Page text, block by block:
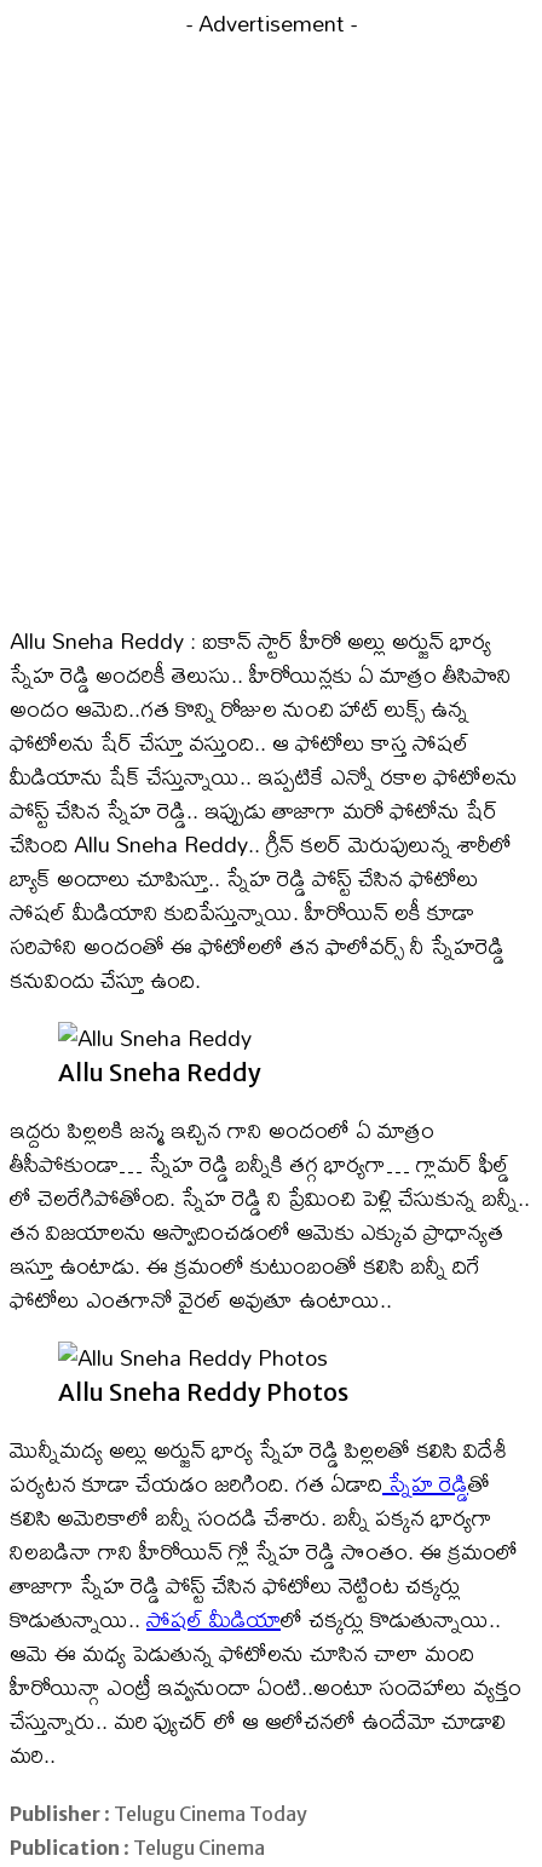
- Advertisement -
Allu Sneha Reddy : ఐకాన్ స్టార్ హీరో అల్లు అర్జున్ భార్య
స్నేహ రెడ్డి అందరికీ తెలుసు.. హీరోయిన్లకు ఏ మాత్రం తీసిపొని
అందం ఆమెది..గత కొన్ని రోజుల నుంచి హాట్ లుక్స్ ఉన్న
ఫోటోలను షేర్ చేస్తూ వస్తుంది.. ఆ ఫోటోలు కాస్త సోషల్
మీడియాను షేక్ చేస్తున్నాయి.. ఇప్పటికే ఎన్నో రకాల ఫోటోలను
పోస్ట్ చేసిన స్నేహ రెడ్డి.. ఇప్పుడు తాజాగా మరో ఫోటోను షేర్
చేసింది Allu Sneha Reddy.. గ్రీన్ కలర్ మెరుపులున్న శారీలో
బ్యాక్ అందాలు చూపిస్తూ.. స్నేహ రెడ్డి పోస్ట్ చేసిన ఫోటోలు
సోషల్ మీడియాని కుదిపేస్తున్నాయి. హీరోయిన్ లకీ కూడా
సరిపోని అందంతో ఈ ఫోటోలలో తన ఫాలోవర్స్ నీ స్నేహరెడ్డి
కనువిందు చేస్తూ ఉంది.
Allu Sneha Reddy
ఇద్దరు పిల్లలకి జన్మ ఇచ్చిన గాని అందంలో ఏ మాత్రం
తీసీపోకుండా… స్నేహ రెడ్డి బన్నీకి తగ్గ భార్యగా… గ్లామర్ ఫీల్డ్
లో చెలరేగిపోతోంది. స్నేహ రెడ్డి ని ప్రేమించి పెళ్లి చేసుకున్న బన్నీ..
తన విజయాలను ఆస్వాదించడంలో ఆమెకు ఎక్కువ ప్రాధాన్యత
ఇస్తూ ఉంటాడు. ఈ క్రమంలో కుటుంబంతో కలిసి బన్నీ దిగే
ఫోటోలు ఎంతగానో వైరల్ అవుతూ ఉంటాయి..
Allu Sneha Reddy Photos
మొన్నీమద్య అల్లు అర్జున్ భార్య స్నేహ రెడ్డి పిల్లలతో కలిసి విదేశీ
పర్యటన కూడా చేయడం జరిగింది. గత ఏడాదిస్నేహ రెడ్డితో
కలిసి అమెరికాలో బన్నీ సందడి చేశారు. బన్నీ పక్కన భార్యగా
నిలబడినా గాని హీరోయిన్ గ్లో స్నేహ రెడ్డి సొంతం. ఈ క్రమంలో
తాజాగా స్నేహ రెడ్డి పోస్ట్ చేసిన ఫోటోలు నెట్టింట చక్కర్లు
కొడుతున్నాయి..సోషల్ మీడియాలో చక్కర్లు కొడుతున్నాయి..
ఆమె ఈ మధ్య పెడుతున్న ఫోటోలను చూసిన చాలా మంది
హీరోయిన్గా ఎంట్రీ ఇవ్వనుందా ఏంటి..అంటూ సందెహాలు వ్యక్తం
చేస్తున్నారు.. మరి ఫ్యుచర్ లో ఆ ఆలోచనలో ఉందేమో చూడాలి
మరి..
Publisher : Telugu Cinema Today
Publication : Telugu Cinema